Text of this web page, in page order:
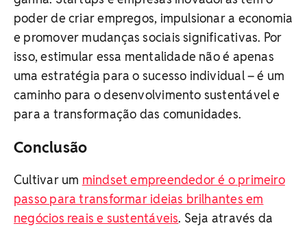
poder de criar empregos, impulsionar a economia
e promover mudanças sociais significativas. Por
isso, estimular essa mentalidade não é apenas
uma estratégia para o sucesso individual – é um
caminho para o desenvolvimento sustentável e
para a transformação das comunidades.
Conclusão
Cultivar um mindset empreendedor é o primeiro
passo para transformar ideias brilhantes em
negócios reais e sustentáveis. Seja através da